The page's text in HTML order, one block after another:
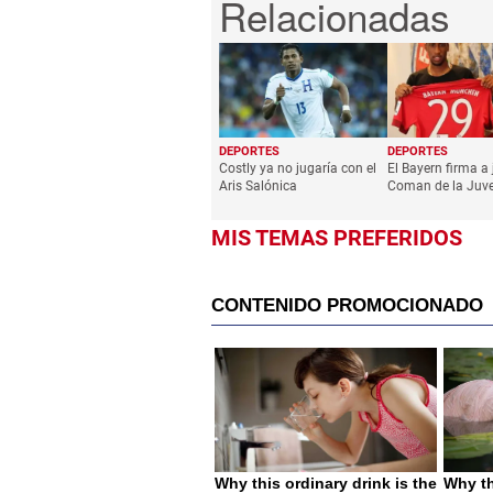
DEPORTES
Costly ya no jugaría con el
Aris Salónica
DEPORTES
El Bayern firma a
Coman de la
MIS TEMAS PREFERIDOS